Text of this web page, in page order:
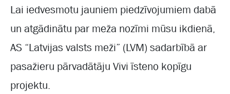
Lai iedvesmotu jauniem piedzīvojumiem dabā
un atgādinātu par meža nozīmi mūsu ikdienā,
AS “Latvijas valsts meži” (LVM) sadarbībā ar
pasažieru pārvadātāju Vivi īsteno kopīgu
projektu.